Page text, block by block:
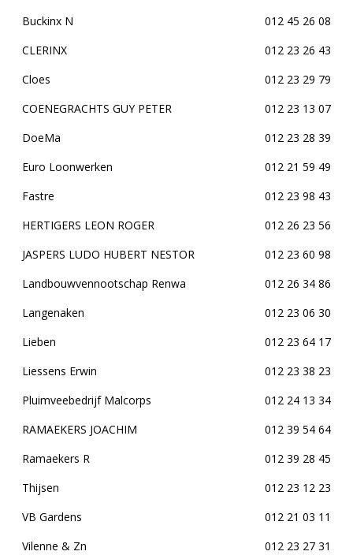
Buckinx N
012 45 26 08
CLERINX
012 23 26 43
Cloes
012 23 29 79
COENEGRACHTS GUY PETER
012 23 13 07
DoeMa
012 23 28 39
Euro Loonwerken
012 21 59 49
Fastre
012 23 98 43
HERTIGERS LEON ROGER
012 26 23 56
JASPERS LUDO HUBERT NESTOR
012 23 60 98
Landbouwvennootschap Renwa
012 26 34 86
Langenaken
012 23 06 30
Lieben
012 23 64 17
Liessens Erwin
012 23 38 23
Pluimveebedrijf Malcorps
012 24 13 34
RAMAEKERS JOACHIM
012 39 54 64
Ramaekers R
012 39 28 45
Thijsen
012 23 12 23
VB Gardens
012 21 03 11
Vilenne & Zn
012 23 27 31